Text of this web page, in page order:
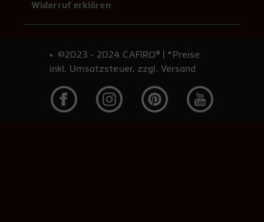
Widerruf erklären
©2023 - 2024 CAFIRO® | *Preise
inkl. Umsatzsteuer, zzgl. Versand